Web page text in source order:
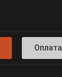
Оплата